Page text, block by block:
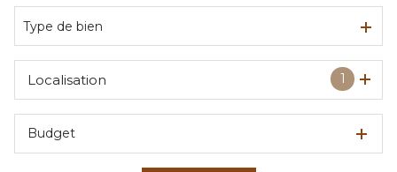
Type de bien
1
Localisation
Budget